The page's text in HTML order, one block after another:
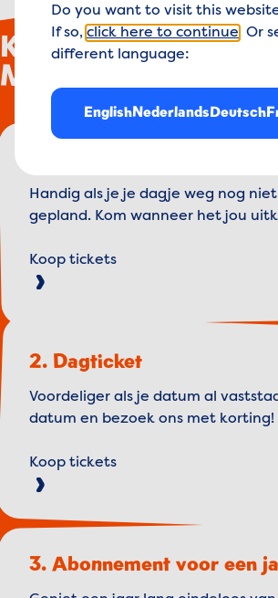
Koop je ticket voor
Madurodam!
Handig als je je dagje weg nog
gepland. Kom wanneer het jou
Koop tickets
2. Dagticket
Voordeliger als je datum al
datum en bezoek ons met korting!
Koop tickets
3. Abonnement voor een
Do you want to visit this
If so, click here to continue . Or
different language:
EnglishNederlandsDeutsch